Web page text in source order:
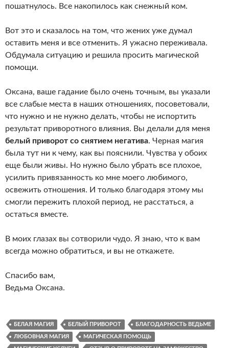
пошатнулось. Все накопилось как снежный ком.
Вот это и сказалось на том, что жених уже думал
оставить меня и все отменить. Я ужасно переживала.
Обдумала ситуацию и решила просить магической
помощи.
Оксана, ваше гадание было очень точным, вы указали
все слабые места в наших отношениях, посоветовали,
что нужно и не нужно делать, чтобы не испортить
результат приворотного влияния. Вы делали для меня
белый приворот со снятием негатива. Черная магия
была тут ни к чему, как вы пояснили. Чувства у обоих
еще были живы. Но нужно было убрать все плохое,
усилить привязанность ко мне моего любимого,
освежить отношения. И только благодаря этому мы
смогли пережить плохой период, не расстаться, а
остаться вместе.
В моих глазах вы сотворили чудо. Я знаю, что к вам
всегда можно обратиться, и вы не откажете.
Спасибо вам,
Ведьма Оксана.
БЕЛАЯ МАГИЯ БЕЛЫЙ ПРИВОРОТ БЛАГОДАРНОСТЬ ВЕДЬМЕ
ЛЮБОВНАЯ МАГИЯ МАГИЧЕСКАЯ ПОМОЩЬ